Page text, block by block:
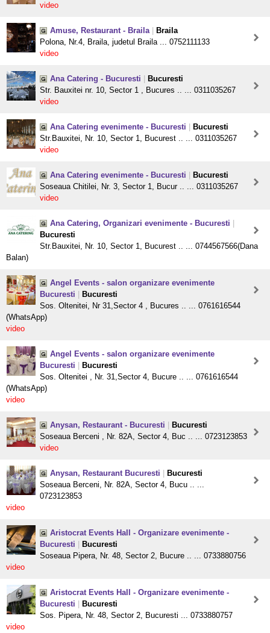
video
Amuse, Restaurant - Braila
Braila
Polona, Nr.4, Braila, judetul Braila ... 0752111133
video
Ana Catering - Bucuresti
Bucuresti
Str. Bauxitei nr. 10, Sector 1 , Bucures .. ... 0311035267
video
Ana Catering evenimente - Bucuresti
Bucuresti
Str.Bauxitei, Nr. 10, Sector 1, Bucurest .. ... 0311035267
video
Ana Catering evenimente - Bucuresti
Bucuresti
Soseaua Chitilei, Nr. 3, Sector 1, Bucur .. ... 0311035267
video
Ana Catering, Organizari evenimente - Bucuresti
Bucuresti
Str.Bauxitei, Nr. 10, Sector 1, Bucurest .. ... 0744567566(Dana
Balan)
Angel Events - salon organizare evenimente
Bucuresti
Bucuresti
Sos. Oltenitei, Nr 31,Sector 4 , Bucures .. ... 0761616544
(WhatsApp)
video
Angel Events - salon organizare evenimente
Bucuresti
Bucuresti
Sos. Oltenitei , Nr. 31,Sector 4, Bucure .. ... 0761616544
(WhatsApp)
video
Anysan, Restaurant - Bucuresti
Bucuresti
Soseaua Berceni , Nr. 82A, Sector 4, Buc .. ... 0723123853
video
Anysan, Restaurant Bucuresti
Bucuresti
Soseaua Berceni, Nr. 82A, Sector 4, Bucu .. ...
0723123853
video
Aristocrat Events Hall - Organizare evenimente -
Bucuresti
Bucuresti
Soseaua Pipera, Nr. 48, Sector 2, Bucure .. ... 0733880756
video
Aristocrat Events Hall - Organizare evenimente -
Bucuresti
Bucuresti
Sos. Pipera, Nr. 48, Sector 2, Bucuresti ... 0733880757
video